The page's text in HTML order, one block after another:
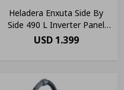
Heladera Enxuta Side By
Side 490 L Inverter Panel
Led
USD 1.399